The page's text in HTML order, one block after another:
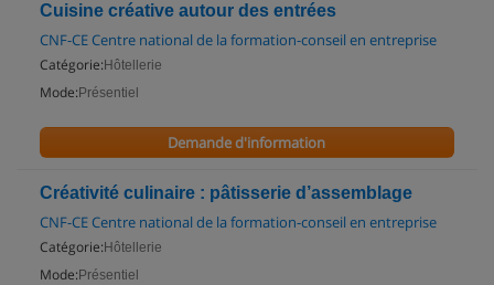
Cuisine créative autour des entrées
CNF-CE Centre national de la formation-conseil en entreprise
Catégorie: Hôtellerie
Mode: Présentiel
Demande d'information
Créativité culinaire : pâtisserie d’assemblage
CNF-CE Centre national de la formation-conseil en entreprise
Catégorie: Hôtellerie
Mode: Présentiel